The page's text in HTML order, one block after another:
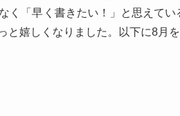
く「早く書きたい！」と思えて
嬉しくなりました。以下に8月を